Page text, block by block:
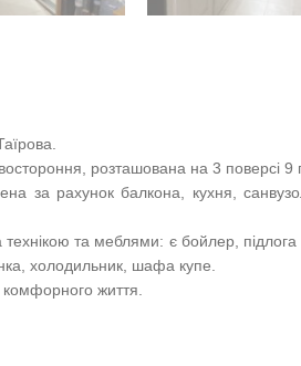
розташована на 3 поверсі 9
за рахунок балкона, кухня,
та меблями: є бойлер, підлога
холодильник, шафа купе.
життя.